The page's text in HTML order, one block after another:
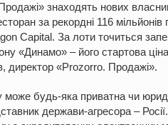
знаходять нових
за рекордні 116
Capital. За лоти точиться
«Динамо» – його стартова
директор «Prozorro. Продажі».
може будь-яка приватна чи
держави-агресора –